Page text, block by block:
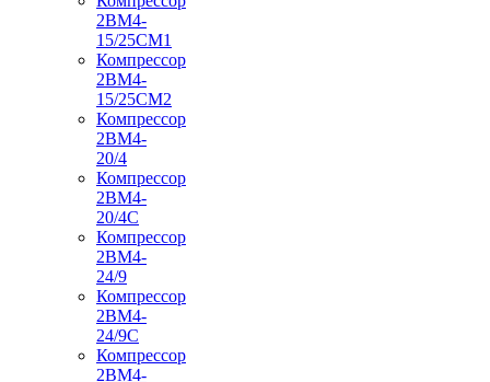
2ВМ4-
15/25СМ1
Компрессор
2ВМ4-
15/25СМ2
Компрессор
2ВМ4-
20/4
Компрессор
2ВМ4-
20/4С
Компрессор
2ВМ4-
24/9
Компрессор
2ВМ4-
24/9С
Компрессор
2ВМ4-